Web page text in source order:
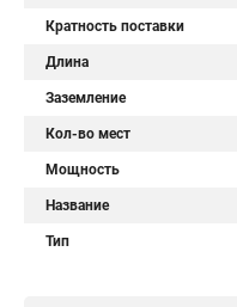
Кратность поставки
Длина
Заземление
Кол-во мест
Мощность
Название
Тип